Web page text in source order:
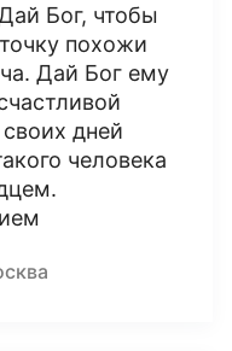
Бог, чтобы
похожи
Дай Бог ему
дней
человека